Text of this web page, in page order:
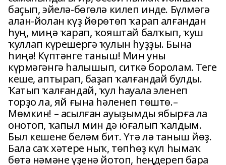
баҫып, эйелә-бөгөлә килеп инде. Бүлмәгә
алан-йолан күҙ йөрөтөп ҡарап алғандан
һуң, миңә ҡарап, ҡояштай балҡып, ҡуш
ҡуллап күрешергә ҡулын һуҙҙы. Бына
һиңә! Күптәнге таныш! Мин уны
күрмәгәнгә һалышып, ситкә боролам. Теге
кеше, аптырап, баҙап ҡалғандай булды.
Ҡатып ҡалғандай, ҡул һауала эленеп
торҙо ла, яй ғына һәленеп төштө.–
Мөмкин! – асылған ауыҙымды ябыр­ға ла
онотоп, ҡапыл мин дә юғалып ҡалдым.
Был кешене беләм бит. Үтә лә таныш йөҙ.
Бала саҡ хәтере ныҡ, төпһөҙ күл һымаҡ
бөтә нәмәне үҙенә йотоп, һеңдереп бара